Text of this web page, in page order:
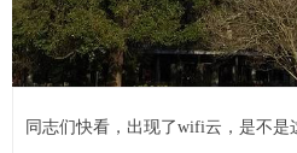
同志们快看，出现了wifi云，是不